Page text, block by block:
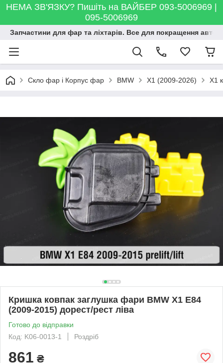
НЕМА ЗВ'ЯЗКУ? Пишіть на ВАЙБЕР 093-5006969 |
095-5006969
Запчастини для фар та ліхтарів. Все для покращення
Скло фар і Корпус фар BMW X1 (2009-2026) X1
Кришка ковпак заглушка фари BMW X1 E84
(2009-2015) дорест/рест ліва
Готово до відправки
Код: K06-0013-1
Роздріб
861 ₴